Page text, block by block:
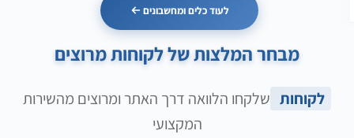
לעוד כלים ומחשבונים
מבחר המלצות של לקוחות מרוצים
לקוחות שלקחו הלוואה דרך האתר ומרוצים מהשירות
המקצועי